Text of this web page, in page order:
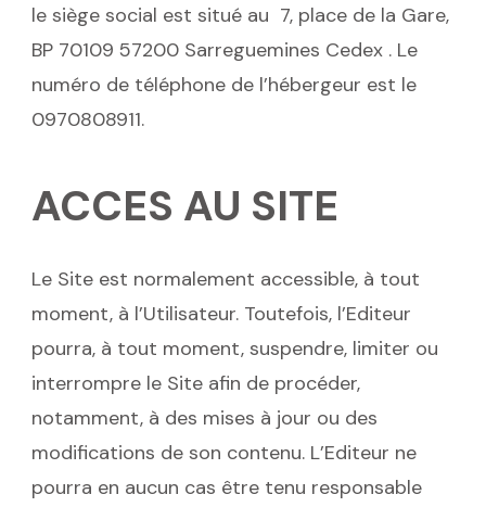
le siège social est situé au 7, place de la Gare,
BP 70109 57200 Sarreguemines Cedex . Le
numéro de téléphone de l’hébergeur est le
0970808911.
ACCES AU SITE
Le Site est normalement accessible, à tout
moment, à l’Utilisateur. Toutefois, l’Editeur
pourra, à tout moment, suspendre, limiter ou
interrompre le Site afin de procéder,
notamment, à des mises à jour ou des
modifications de son contenu. L’Editeur ne
pourra en aucun cas être tenu responsable